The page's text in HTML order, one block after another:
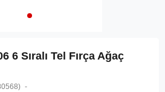
6 Sıralı Tel Fırça Ağaç